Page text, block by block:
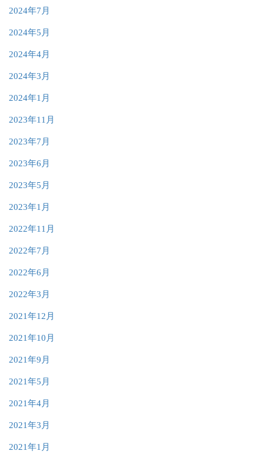
2024年7月
2024年5月
2024年4月
2024年3月
2024年1月
2023年11月
2023年7月
2023年6月
2023年5月
2023年1月
2022年11月
2022年7月
2022年6月
2022年3月
2021年12月
2021年10月
2021年9月
2021年5月
2021年4月
2021年3月
2021年1月